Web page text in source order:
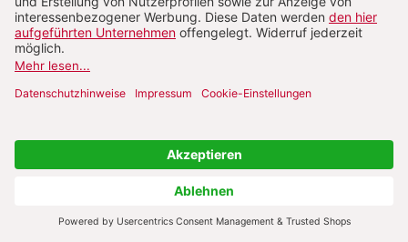
Schwierige Gespräche mit
Eltern